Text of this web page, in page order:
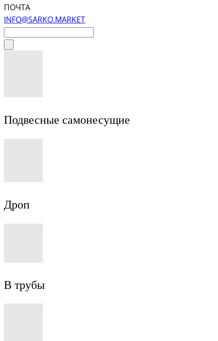
ПОЧТА
INFO@SARKO.MARKET
Подвесные самонесущие
Дроп
В трубы